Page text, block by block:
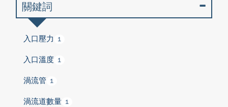
關鍵詞
入口壓力 1
入口溫度 1
渦流管 1
渦流道數量 1